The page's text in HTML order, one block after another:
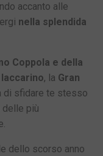
accanto alle
nella splendida
Coppola e della
, la Gran
di sfidare te stesso
delle più
dello scorso anno